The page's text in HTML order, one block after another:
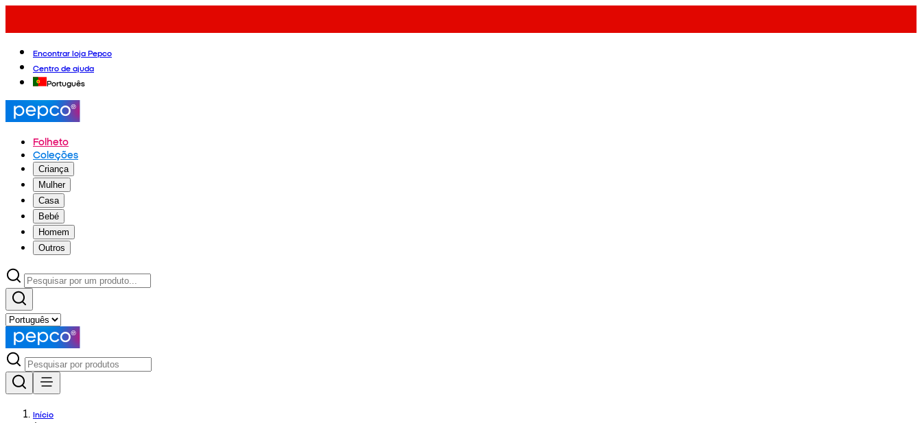
Encontrar loja Pepco
Centro de ajuda
Português
Folheto
Coleções
Criança
Mulher
Casa
Bebé
Homem
Outros
Início